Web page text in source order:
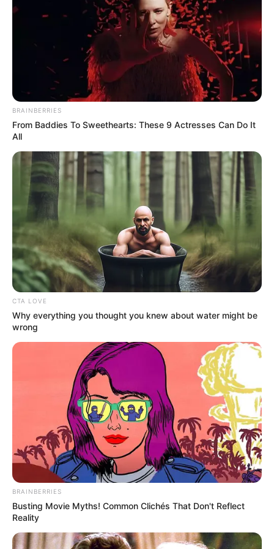
COMPARTIR
UNIRSE AL CANAL DE WHATSAPP
salud íntima masculina
sigue siendo un tema rodeado
de silencios dentro de muchos hogares colombianos.
Aunque hablar sobre el cuerpo o las relaciones afectivas
debería ser parte natural de la crianza
miles de hombres crecieron sin una orientación clara
por parte de sus padres o cuidadores. Las consecuencias
de esa falta de diálogo pueden a
parecer años después,
incluso en la adultez.
LEA TAMBIÉN
Alarmante cifra de VIH en
Colombia: lanzan plan para
detectarlo a tiempo en Bogotá y
más ciudades
BRAINBERRIES
From Baddies To Sweethearts: These 9 Actresses Can Do It
All
CTA LOVE
Why everything you thought you knew about water might be
wrong
BRAINBERRIES
Busting Movie Myths! Common Clichés That Don't Reflect
Reality